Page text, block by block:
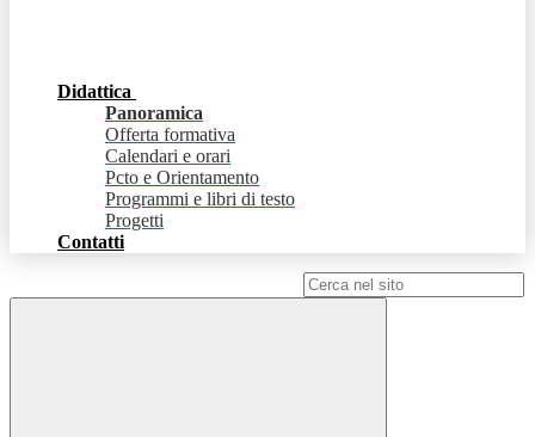
Didattica
Panoramica
Offerta formativa
Calendari e orari
Pcto e Orientamento
Programmi e libri di testo
Progetti
Contatti